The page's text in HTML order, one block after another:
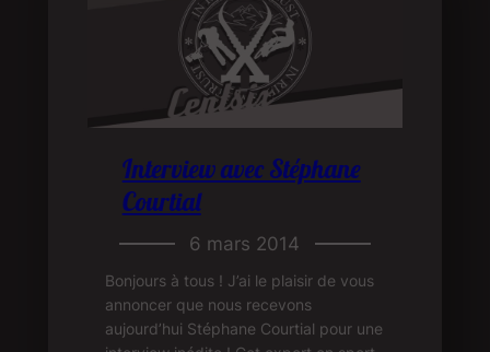
Interview avec Stéphane
Courtial
6 mars 2014
Bonjours à tous ! J’ai le plaisir de vous
annoncer que nous recevons
aujourd’hui Stéphane Courtial pour une